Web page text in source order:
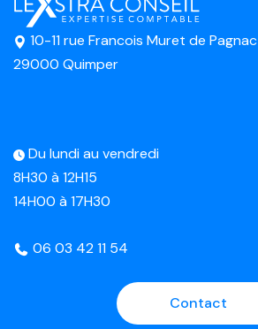
10-11 rue Francois Muret de Pagnac
29000 Quimper
Du lundi au vendredi
8H30 à 12H15
14H00 à 17H30
06 03 42 11 54
Contact